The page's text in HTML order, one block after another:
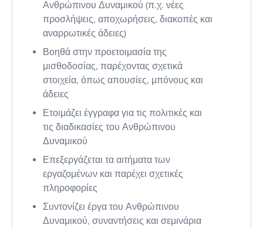
Ανθρώπινου Δυναμικού (π.χ. νέες
προσλήψεις, αποχωρήσεις, διακοπές και
αναρρωτικές άδειες)
Βοηθά στην προετοιμασία της
μισθοδοσίας, παρέχοντας σχετικά
στοιχεία, όπως απουσίες, μπόνους και
άδειες
Ετοιμάζει έγγραφα για τις πολιτικές και
τις διαδικασίες του Ανθρώπινου
Δυναμικού
Επεξεργάζεται τα αιτήματα των
εργαζομένων και παρέχει σχετικές
πληροφορίες
Συντονίζει έργα του Ανθρώπινου
Δυναμικού, συναντήσεις και σεμινάρια